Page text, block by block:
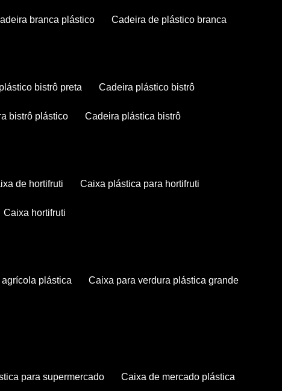
cadeira branca plástico cadeira de plástico branca
bistrô preta cadeira plástico bistrô
bistrô plástico cadeira plástica bistrô
de hortifruti caixa plástica para hortifruti
caixa hortifruti
agrícola plástica caixa para verdura plástica grande
para supermercado caixa de mercado plástica